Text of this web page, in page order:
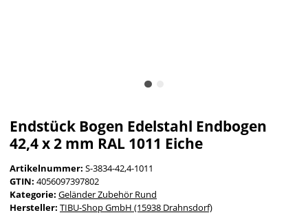
Endstück Bogen Edelstahl Endbogen
42,4 x 2 mm RAL 1011 Eiche
Artikelnummer: S-3834-42,4-1011
GTIN: 4056097397802
Kategorie: Geländer Zubehör Rund
Hersteller: TIBU-Shop GmbH (15938 Drahnsdorf)